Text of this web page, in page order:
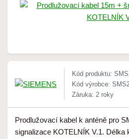
Kód produktu:
Kód výrobce:
Záruka: 2 roky
Prodlužovací kabel k anténě pro
signalizace KOTELNÍK V.1. Délka